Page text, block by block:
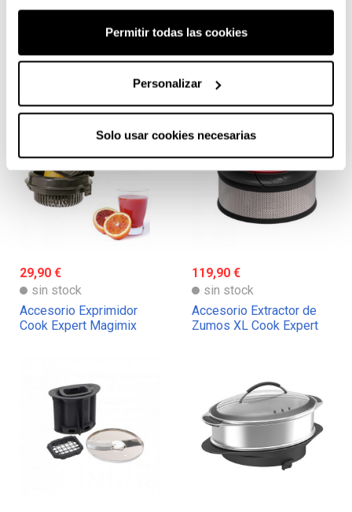
Permitir todas las cookies
Personalizar
Solo usar cookies necesarias
Recambio Woll asa
en stock
Pomo Woll para Tapa de
29,90 €
sin stock
Accesorio Exprimidor
Cook Expert Magimix
119,90 €
sin stock
Accesorio Extractor de
Zumos XL Cook Expert